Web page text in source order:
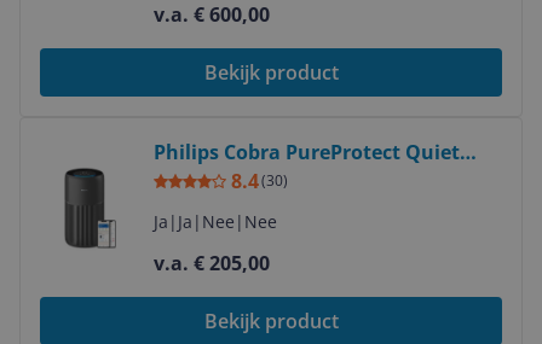
v.a. € 600,00
Bekijk product
Philips Cobra PureProtect Quiet
2200-serie Air Purifier - Black
8.4(30)
Ja | Ja | Nee | Nee
v.a. € 205,00
Bekijk product